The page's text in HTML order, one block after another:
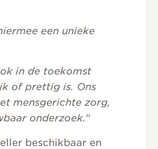
een unieke
in de toekomst
of prettig is. Ons
mensgerichte zorg,
onderzoek."
beschikbaar en